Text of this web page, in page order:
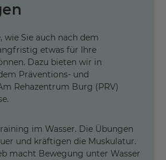
wie Sie auch nach dem
etwas für Ihre
Dazu bieten wir in
Präventions- und
Rehazentrum Burg (PRV)
im Wasser. Die Übungen
und kräftigen die Muskulatur.
macht Bewegung unter Wasser